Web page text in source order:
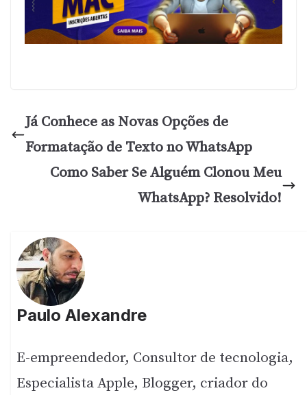
Já Conhece as Novas Opções de
Formatação de Texto no WhatsApp
Como Saber Se Alguém Clonou Meu
WhatsApp? Resolvido!
Paulo Alexandre
E-empreendedor, Consultor de tecnologia,
Especialista Apple, Blogger, criador do